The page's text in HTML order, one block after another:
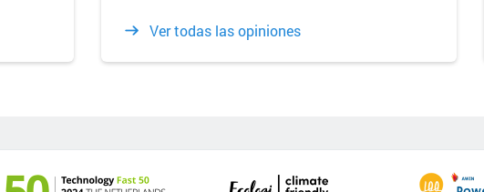
Ver todas las opiniones